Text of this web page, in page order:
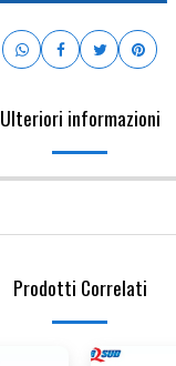
Ulteriori informazioni
Prodotti Correlati